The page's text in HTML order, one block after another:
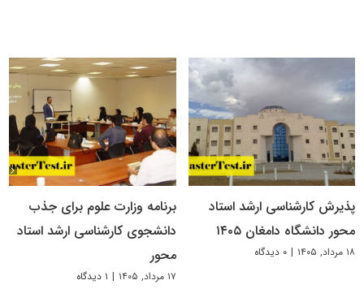
پذیرش کارشناسی ارشد استاد
محور دانشگاه دامغان ۱۴۰۵
۱۸ مرداد, ۱۴۰۵ | ۰ دیدگاه
برنامه وزارت علوم برای جذب
دانشجوی کارشناسی ارشد استاد
محور
۱۷ مرداد, ۱۴۰۵ | ۱ دیدگاه